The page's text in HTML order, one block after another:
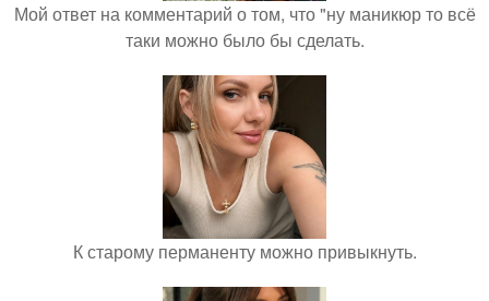
Мой ответ на комментарий о том, что "ну маникюр то всё
таки можно было бы сделать.
К старому перманенту можно привыкнуть.